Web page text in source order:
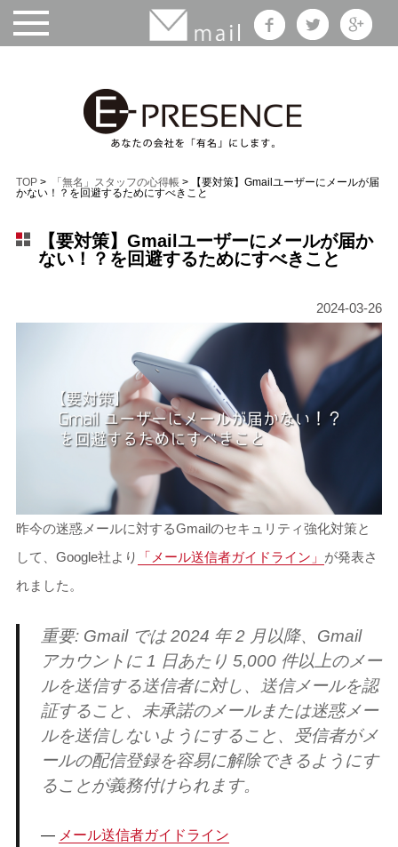
TOP> 「無名」スタッフの心得帳> 【要対策】Gmailユーザーにメールが届
かない！？を回避するためにすべきこと
【要対策】Gmailユーザーにメールが届か
ない！？を回避するためにすべきこと
2024-03-26
昨今の迷惑メールに対するGmailのセキュリティ強化対策と
して、Google社より
「メール送信者ガイドライン」 が発表さ
れました。
重要: Gmail では 2024 年 2 月以降、Gmail
アカウントに 1 日あたり 5,000 件以上のメー
ルを送信する送信者に対し、送信メールを認
証すること、未承諾のメールまたは迷惑メー
ルを送信しないようにすること、受信者がメ
ールの配信登録を容易に解除できるようにす
ることが義務付けられます。
メール送信者ガイドライン